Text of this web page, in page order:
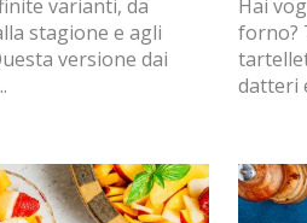
varianti, da
stagione e agli
versione dai
Hai
forno?
datteri